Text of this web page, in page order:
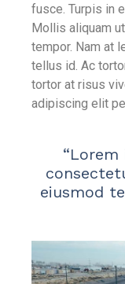
fusce. Turpis in
Mollis aliquam
tempor. Nam at
tellus id. Ac
tortor at risus
adipiscing elit
eiusmod